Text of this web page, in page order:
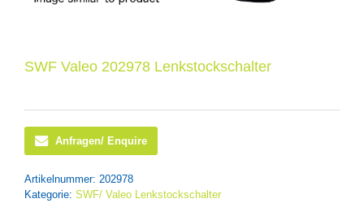
SWF Valeo 202978 Lenkstockschalter
Anfragen/ Enquire
Artikelnummer: 202978
Kategorie: SWF/ Valeo Lenkstockschalter